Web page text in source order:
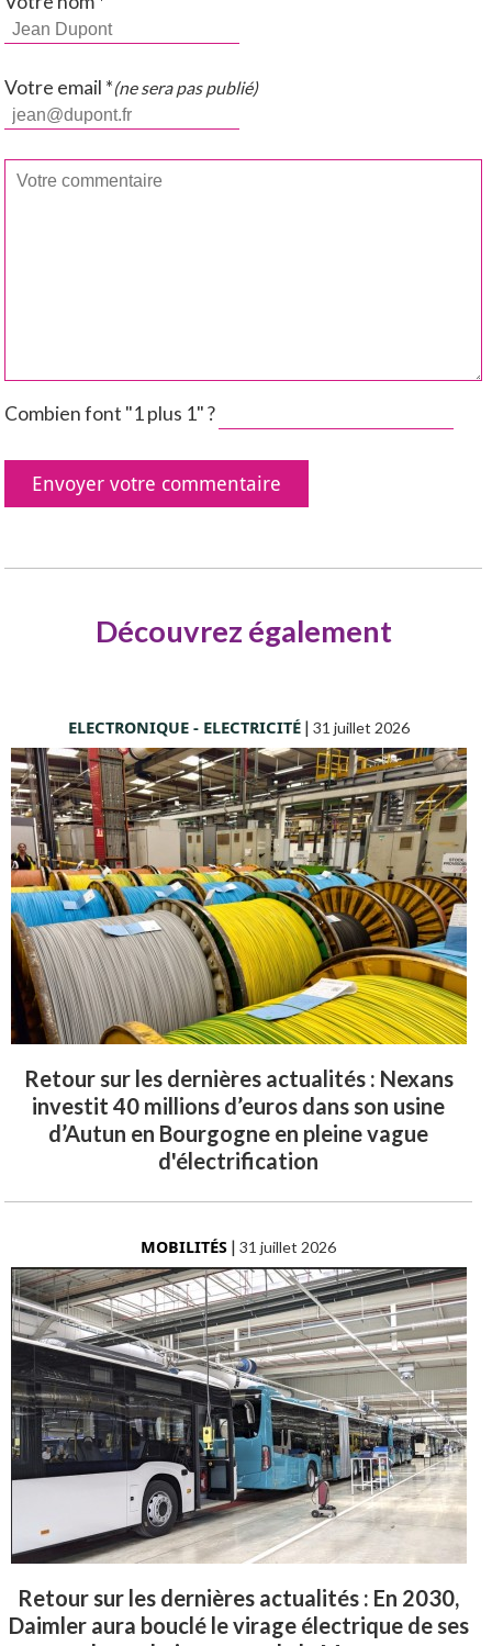
Votre email *(ne sera pas publié)
Combien font "1 plus 1" ?
Découvrez également
ELECTRONIQUE - ELECTRICITÉ| 31 juillet 2026
Retour sur les dernières actualités : Nexans
investit 40 millions d’euros dans son usine
d’Autun en Bourgogne en pleine vague
d'électrification
MOBILITÉS |31 juillet 2026
Retour sur les dernières actualités : En 2030,
Daimler aura bouclé le virage électrique de ses